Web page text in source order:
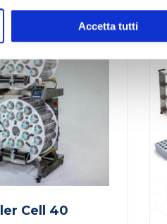
Accetta tutti
Cell 40